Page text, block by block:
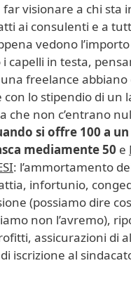
far visionare a chi sta
ai consulenti e a
vedono
capelli in testa,
freelance abbiano
con lo stipendio di un
che non c’entrano
si offre 100 a
mediamente 50 e
: l’ammortamento
infortunio,
(possiamo dire
non l’avremo),
assicurazioni di
iscrizione al